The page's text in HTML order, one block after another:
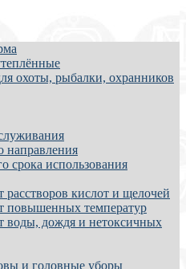
охоты, рыбалки, охранников
направления
срока использования
расстворов кислот и щелочей
повышенных температур
воды, дождя и нетоксичных
и головные уборы